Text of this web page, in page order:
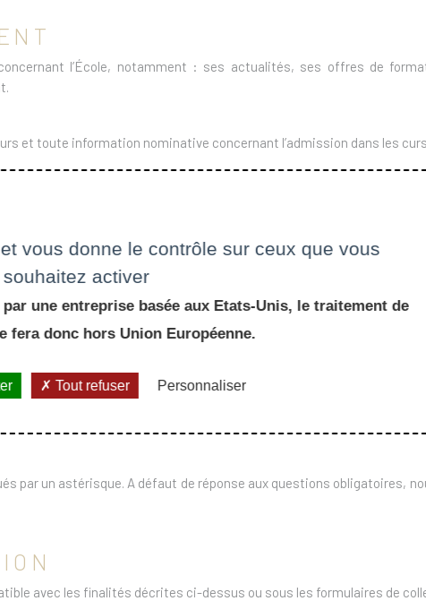
l’École, notamment : ses actualités, ses offres de
et toute information nominative concernant l’admission dans les
;
de contact ;
;
et leur utilisation constatés.
par un astérisque. A défaut de réponse aux questions obligatoires,
avec les finalités décrites ci-dessus ou sous les formulaires de
vous donne le contrôle sur ceux que vous
souhaitez activer
une entreprise basée aux Etats-Unis, le traitement de
fera donc hors Union Européenne.
Tout refuser Personnaliser